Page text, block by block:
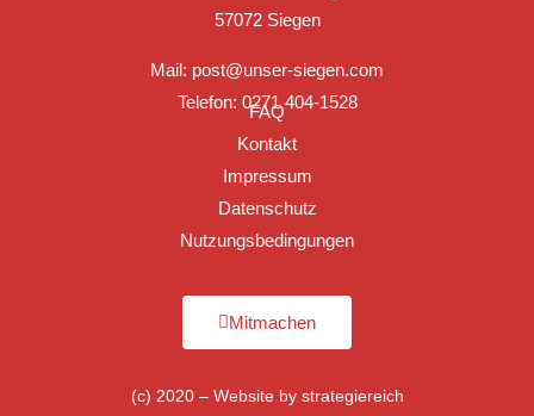
57072 Siegen
Mail: post@unser-siegen.com
Telefon: 0271 404-1528
FAQ
Kontakt
Impressum
Datenschutz
Nutzungsbedingungen
(c) 2020 – Website by strategiereich
Mitmachen